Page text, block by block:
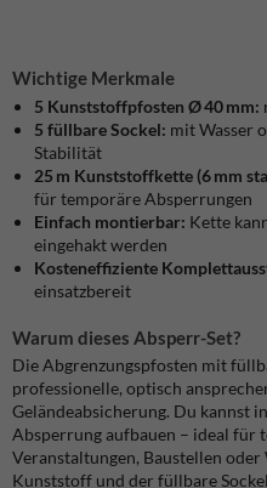
Wichtige Merkmale
5 Kunststoffpfosten Ø 40 mm:
5 füllbare Sockel: mit Wasser
Stabilität
25 m Kunststoffkette (6 mm
für temporäre Absperrungen
Einfach montierbar: Kette
eingehakt werden
Kosteneffiziente
einsatzbereit
Warum dieses Absperr-Set?
Die Abgrenzungspfosten mit
professionelle, optisch
Geländeabsicherung. Du kannst
Absperrung aufbauen – ideal für
Veranstaltungen, Baustellen
Kunststoff und der füllbare